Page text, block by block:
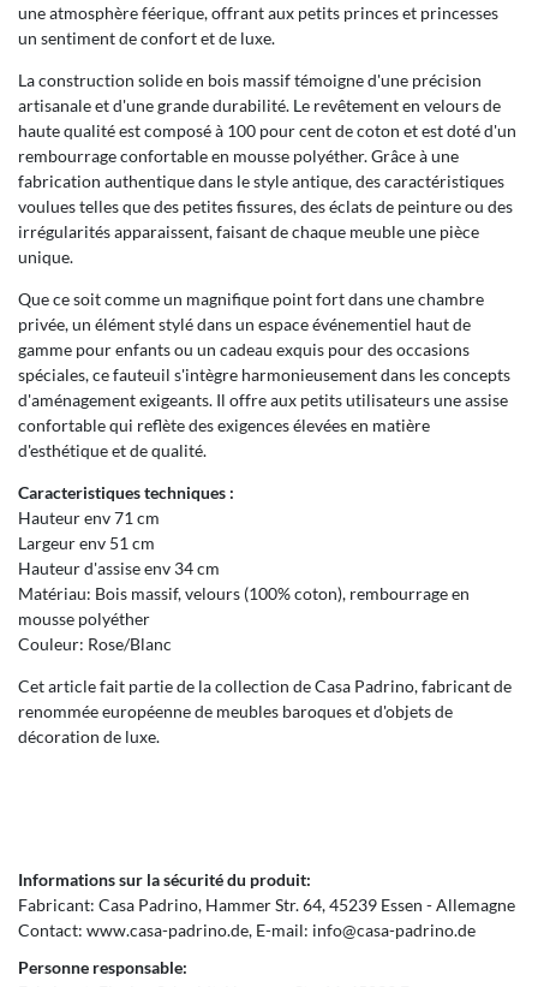
une atmosphère féerique, offrant aux petits princes et princesses
un sentiment de confort et de luxe.
La construction solide en bois massif témoigne d'une précision
artisanale et d'une grande durabilité. Le revêtement en velours de
haute qualité est composé à 100 pour cent de coton et est doté d'un
rembourrage confortable en mousse polyéther. Grâce à une
fabrication authentique dans le style antique, des caractéristiques
voulues telles que des petites fissures, des éclats de peinture ou des
irrégularités apparaissent, faisant de chaque meuble une pièce
unique.
Que ce soit comme un magnifique point fort dans une chambre
privée, un élément stylé dans un espace événementiel haut de
gamme pour enfants ou un cadeau exquis pour des occasions
spéciales, ce fauteuil s'intègre harmonieusement dans les concepts
d'aménagement exigeants. Il offre aux petits utilisateurs une assise
confortable qui reflète des exigences élevées en matière
d'esthétique et de qualité.
Caracteristiques techniques :
Hauteur env 71 cm
Largeur env 51 cm
Hauteur d'assise env 34 cm
Matériau: Bois massif, velours (100% coton), rembourrage en
mousse polyéther
Couleur: Rose/Blanc
Cet article fait partie de la collection de Casa Padrino, fabricant de
renommée européenne de meubles baroques et d'objets de
décoration de luxe.
Informations sur la sécurité du produit:
Fabricant: Casa Padrino Hammer Str.64 45239 Essen
Allemagne
Contact: www.casa-padrino.de E-mail: info@casa-padrino.de
Personne responsable: